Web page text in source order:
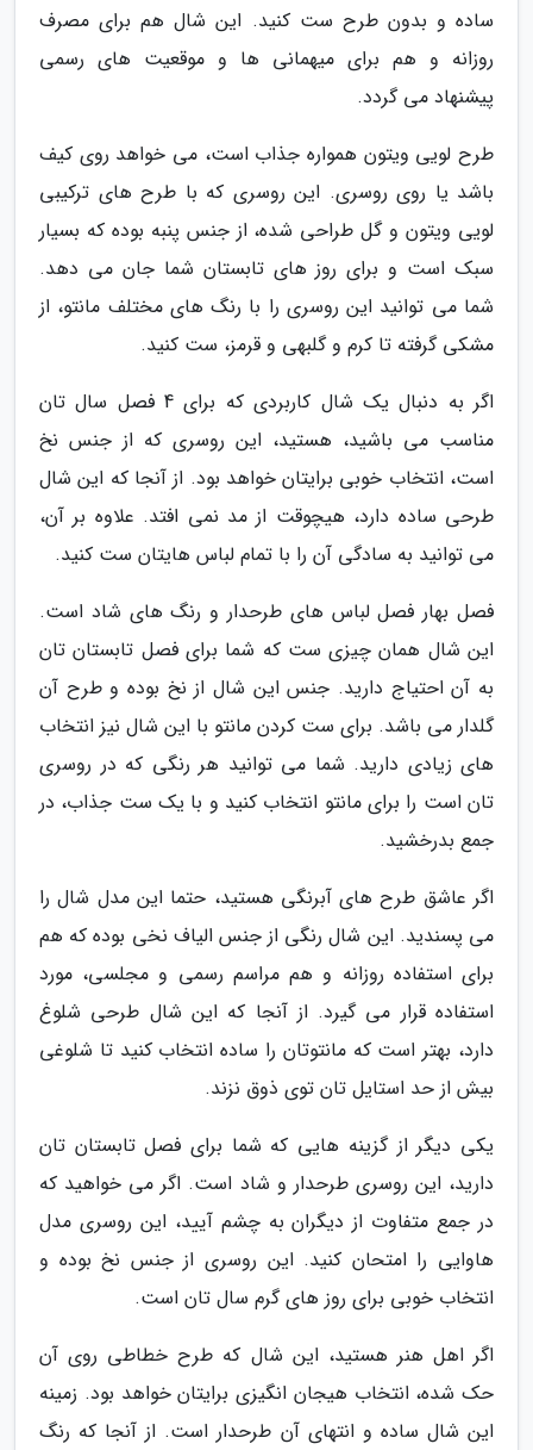
ساده و بدون طرح ست کنید. این شال هم برای مصرف
روزانه و هم برای میهمانی ها و موقعیت های رسمی
پیشنهاد می گردد.
طرح لویی ویتون همواره جذاب است، می خواهد روی کیف
باشد یا روی روسری. این روسری که با طرح های ترکیبی
لویی ویتون و گل طراحی شده، از جنس پنبه بوده که بسیار
سبک است و برای روز های تابستان شما جان می دهد.
شما می توانید این روسری را با رنگ های مختلف مانتو، از
مشکی گرفته تا کرم و گلبهی و قرمز، ست کنید.
اگر به دنبال یک شال کاربردی که برای 4 فصل سال تان
مناسب می باشید، هستید، این روسری که از جنس نخ
است، انتخاب خوبی برایتان خواهد بود. از آنجا که این شال
طرحی ساده دارد، هیچوقت از مد نمی افتد. علاوه بر آن،
می توانید به سادگی آن را با تمام لباس هایتان ست کنید.
فصل بهار فصل لباس های طرحدار و رنگ های شاد است.
این شال همان چیزی ست که شما برای فصل تابستان تان
به آن احتیاج دارید. جنس این شال از نخ بوده و طرح آن
گلدار می باشد. برای ست کردن مانتو با این شال نیز انتخاب
های زیادی دارید. شما می توانید هر رنگی که در روسری
تان است را برای مانتو انتخاب کنید و با یک ست جذاب، در
جمع بدرخشید.
اگر عاشق طرح های آبرنگی هستید، حتما این مدل شال را
می پسندید. این شال رنگی از جنس الیاف نخی بوده که هم
برای استفاده روزانه و هم مراسم رسمی و مجلسی، مورد
استفاده قرار می گیرد. از آنجا که این شال طرحی شلوغ
دارد، بهتر است که مانتوتان را ساده انتخاب کنید تا شلوغی
بیش از حد استایل تان توی ذوق نزند.
یکی دیگر از گزینه هایی که شما برای فصل تابستان تان
دارید، این روسری طرحدار و شاد است. اگر می خواهید که
در جمع متفاوت از دیگران به چشم آیید، این روسری مدل
هاوایی را امتحان کنید. این روسری از جنس نخ بوده و
انتخاب خوبی برای روز های گرم سال تان است.
اگر اهل هنر هستید، این شال که طرح خطاطی روی آن
حک شده، انتخاب هیجان انگیزی برایتان خواهد بود. زمینه
این شال ساده و انتهای آن طرحدار است. از آنجا که رنگ